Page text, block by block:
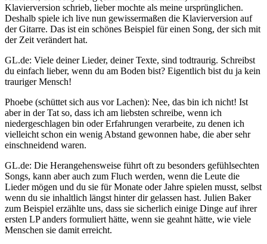
Klavierversion schrieb, lieber mochte als meine ursprünglichen.
Deshalb spiele ich live nun gewissermaßen die Klavierversion auf
der Gitarre. Das ist ein schönes Beispiel für einen Song, der sich mit
der Zeit verändert hat.
GL.de: Viele deiner Lieder, deiner Texte, sind todtraurig. Schreibst
du einfach lieber, wenn du am Boden bist? Eigentlich bist du ja kein
trauriger Mensch!
Phoebe (schüttet sich aus vor Lachen): Nee, das bin ich nicht! Ist
aber in der Tat so, dass ich am liebsten schreibe, wenn ich
niedergeschlagen bin oder Erfahrungen verarbeite, zu denen ich
vielleicht schon ein wenig Abstand gewonnen habe, die aber sehr
einschneidend waren.
GL.de: Die Herangehensweise führt oft zu besonders gefühlsechten
Songs, kann aber auch zum Fluch werden, wenn die Leute die
Lieder mögen und du sie für Monate oder Jahre spielen musst, selbst
wenn du sie inhaltlich längst hinter dir gelassen hast. Julien Baker
zum Beispiel erzählte uns, dass sie sicherlich einige Dinge auf ihrer
ersten LP anders formuliert hätte, wenn sie geahnt hätte, wie viele
Menschen sie damit erreicht.